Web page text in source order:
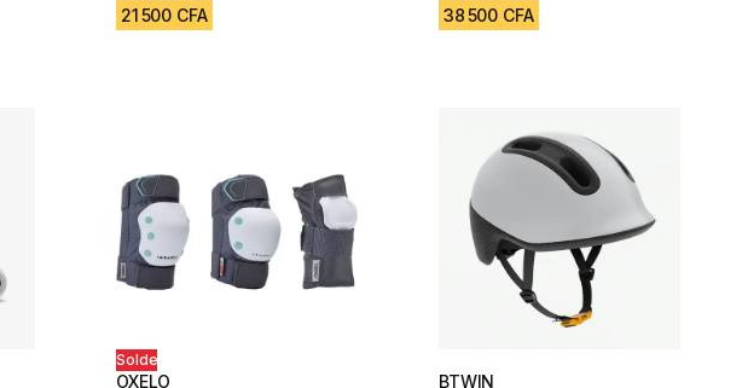
21 500 CFA 38 500 CFA
Solde
OXELO
BTWIN